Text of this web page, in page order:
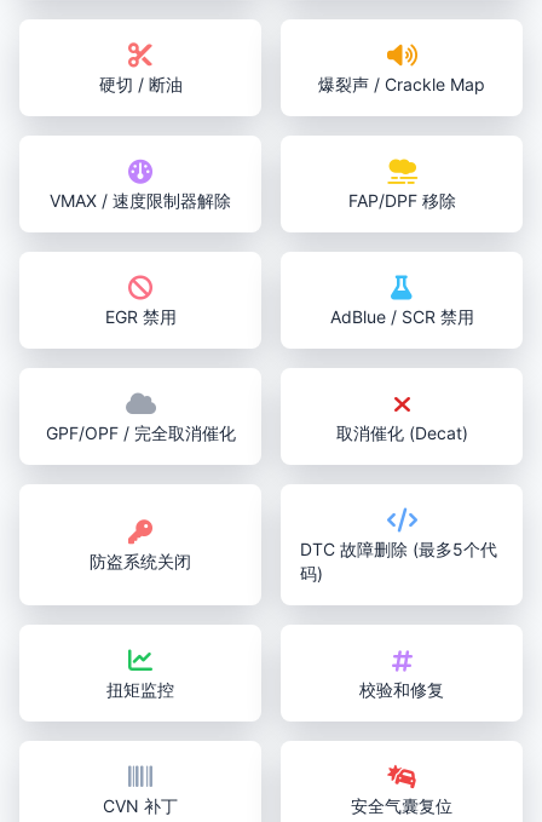
硬切 / 断油 爆裂声 / Crackle Map
VMAX / 速度限制器解除 FAP/DPF 移除
EGR 禁用 AdBlue / SCR 禁用
GPF/OPF / 完全取消催化 取消催化 (Decat)
防盗系统关闭
DTC 故障删除 (最多5个代
码)
扭矩监控 校验和修复
CVN 补丁 安全气囊复位